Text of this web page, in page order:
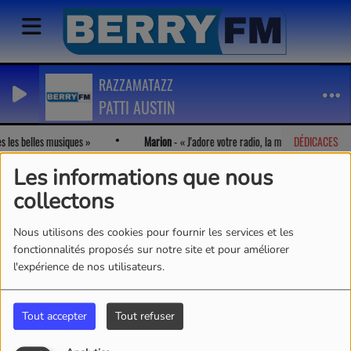
Les informations que nous
collectons
Nous utilisons des cookies pour fournir les services et les
fonctionnalités proposés sur notre site et pour améliorer
l'expérience de nos utilisateurs.
Tout accepter Tout refuser
RAZZAMATAZZ
PATTI AUSTIN
DÉDICACES
belles musiques Marion- J'adore votre radio, la musique et votre